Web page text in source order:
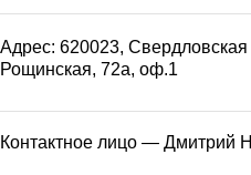
Адрес: 620023, Свердловская
Рощинская, 72а, оф.1
Контактное лицо — Дмитрий